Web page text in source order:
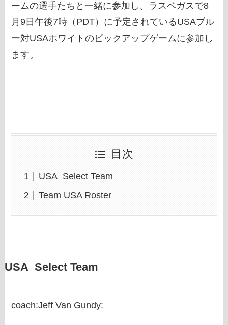
ームの選手たちと一緒に参加し、ラスベガスで8
月9日午後7時（PDT）に予定されているUSAブル
ー対USAホワイトのピックアップゲームに参加し
ます。
目次
USA Select Team
Team USA Roster
USA Select Team
coach:Jeff Van Gundy: